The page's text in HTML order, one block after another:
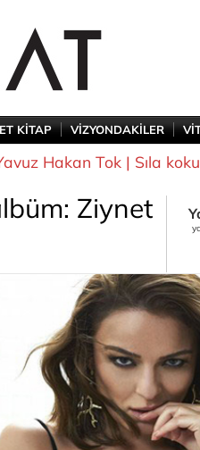
KİTAP VİZYONDAKİLER
Hakan Tok | Sıla
Ziynet